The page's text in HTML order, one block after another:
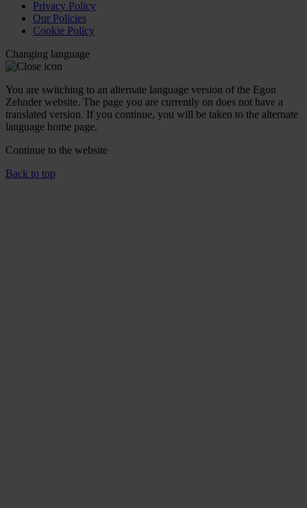
Privacy Policy
Our Policies
Cookie Policy
Changing language
You are switching to an alternate language version of the Egon
Zehnder website. The page you are currently on does not have a
translated version. If you continue, you will be taken to the alternate
language home page.
Continue to the website
Back to top